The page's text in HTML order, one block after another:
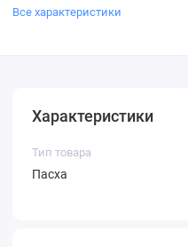
Все характеристики
Характеристики
Тип товара
Пасха